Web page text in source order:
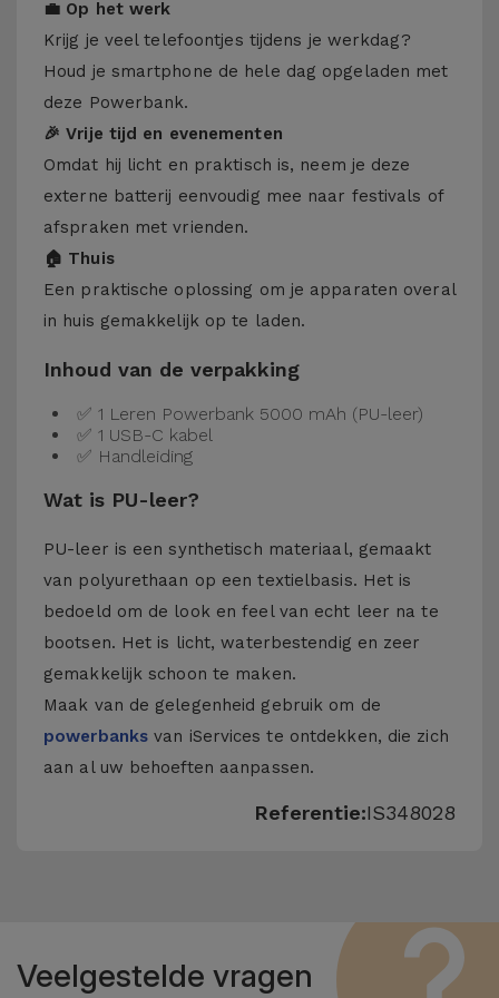
💼 Op het werk
Krijg je veel telefoontjes tijdens je werkdag?
Houd je smartphone de hele dag opgeladen met
deze Powerbank.
🎉 Vrije tijd en evenementen
Omdat hij licht en praktisch is, neem je deze
externe batterij eenvoudig mee naar festivals of
afspraken met vrienden.
🏠 Thuis
Een praktische oplossing om je apparaten overal
in huis gemakkelijk op te laden.
Inhoud van de verpakking
✅ 1 Leren Powerbank 5000 mAh (PU-leer)
✅ 1 USB-C kabel
✅ Handleiding
Wat is PU-leer?
PU-leer is een synthetisch materiaal, gemaakt
van polyurethaan op een textielbasis. Het is
bedoeld om de look en feel van echt leer na te
bootsen. Het is licht, waterbestendig en zeer
gemakkelijk schoon te maken.
Maak van de gelegenheid gebruik om de
powerbanks van iServices te ontdekken, die zich
aan al uw behoeften aanpassen.
Referentie:IS348028
Veelgestelde vragen